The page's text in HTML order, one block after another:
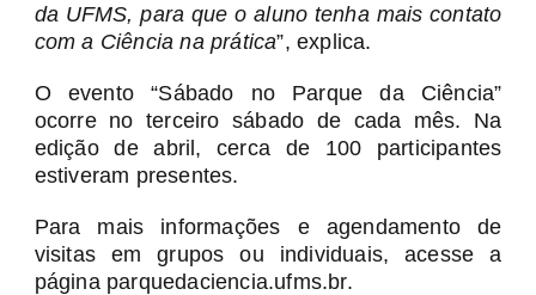
da UFMS, para que o aluno tenha mais contato
com a Ciência na prática”, explica.
O evento “Sábado no Parque da Ciência”
ocorre no terceiro sábado de cada mês. Na
edição de abril, cerca de 100 participantes
estiveram presentes.
Para mais informações e agendamento de
visitas em grupos ou individuais, acesse a
página parquedaciencia.ufms.br.